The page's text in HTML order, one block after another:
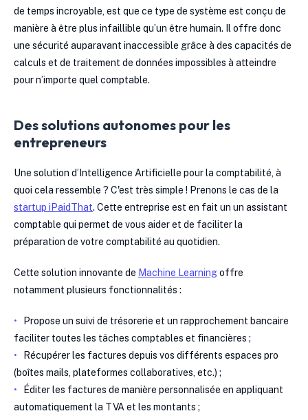
de temps incroyable, est que ce type de système est conçu de
manière à être plus infaillible qu’un être humain. Il offre donc
une sécurité auparavant inaccessible grâce à des capacités de
calculs et de traitement de données impossibles à atteindre
pour n’importe quel comptable.
Des solutions autonomes pour les
entrepreneurs
Une solution d’Intelligence Artificielle pour la comptabilité, à
quoi cela ressemble ? C'est très simple ! Prenons le cas de la
startup iPaidThat. Cette entreprise est en fait un un assistant
comptable qui permet de vous aider et de faciliter la
préparation de votre comptabilité au quotidien.
Cette solution innovante de Machine Learningoffre
notamment plusieurs fonctionnalités :
Propose un suivi de trésorerie et un rapprochement bancaire
faciliter toutes les tâches comptables et financières ;
Récupérer les factures depuis vos différents espaces pro
(boîtes mails, plateformes collaboratives, etc.) ;
Éditer les factures de manière personnalisée en appliquant
automatiquement la TVA et les montants ;